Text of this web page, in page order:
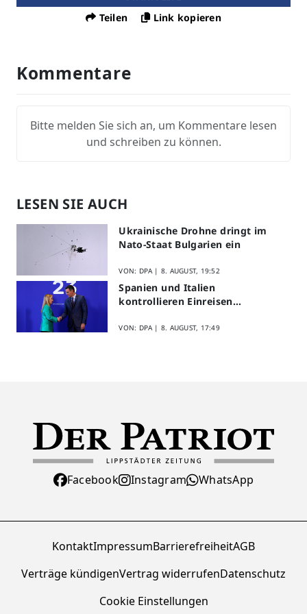
Teilen
Link kopieren
Kommentare
Bitte melden Sie sich an, um Kommentare lesen
und schreiben zu können.
LESEN SIE AUCH
Ukrainische Drohne dringt im
Nato-Staat Bulgarien ein
VON: DPA | 8. AUGUST, 19:52
Spanien und Italien
kontrollieren Einreisen
VON: DPA | 8. AUGUST, 17:49
Facebook Instagram WhatsApp
KontaktImpressumBarrierefreiheitAGB
Verträge kündigenVertrag widerrufenDatenschutz
Cookie Einstellungen